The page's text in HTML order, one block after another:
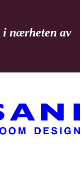
i nærheten av